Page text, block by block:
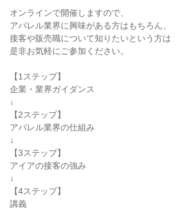
オンラインで開催しますので、
アパレル業界に興味がある方はもちろん、
接客や販売職について知りたいという方は
是非お気軽にご参加ください。
【1ステップ】
企業・業界ガイダンス
↓
【2ステップ】
アパレル業界の仕組み
↓
【3ステップ】
アイアの接客の強み
↓
【4ステップ】
講義